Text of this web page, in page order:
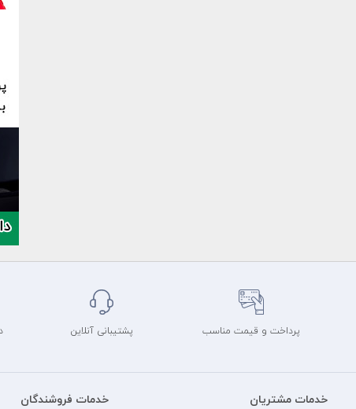
پرداخت و قیمت مناسب پشتیبانی آنلاین
خدمات مشتریان
خدمات فروشندگان